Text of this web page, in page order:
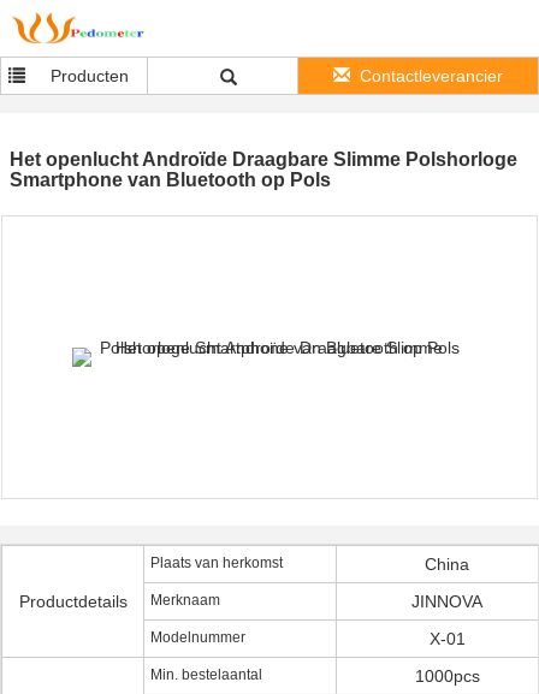
Producten Contactleverancier
Het openlucht Androïde Draagbare Slimme Polshorloge
Smartphone van Bluetooth op Pols
Productdetails
Plaats van herkomst China
Merknaam JINNOVA
Modelnummer X-01
Min. bestelaantal 1000pcs